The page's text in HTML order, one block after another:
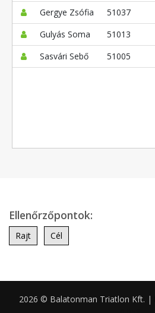
Gergye Zsófia 51037
Gulyás Soma
51013
Sasvári Sebő
51005
Ellenőrzőpontok:
Rajt Cél
2026 © Balatonman Triatlon Kft. |